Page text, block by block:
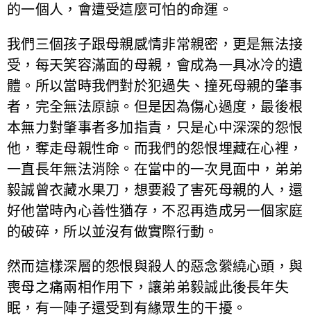
的一個人，會遭受這麼可怕的命運。
我們三個孩子跟母親感情非常親密，更是無法接
受，每天笑容滿面的母親，會成為一具冰冷的遺
體。所以當時我們對於犯過失、撞死母親的肇事
者，完全無法原諒。但是因為傷心過度，最後根
本無力對肇事者多加指責，只是心中深深的怨恨
他，奪走母親性命。而我們的怨恨埋藏在心裡，
一直長年無法消除。在當中的一次見面中，弟弟
毅誠曾衣藏水果刀，想要殺了害死母親的人，還
好他當時內心善性猶存，不忍再造成另一個家庭
的破碎，所以並沒有做實際行動。
然而這樣深層的怨恨與殺人的惡念縈繞心頭，與
喪母之痛兩相作用下，讓弟弟毅誠此後長年失
眠，有一陣子還受到有緣眾生的干擾。